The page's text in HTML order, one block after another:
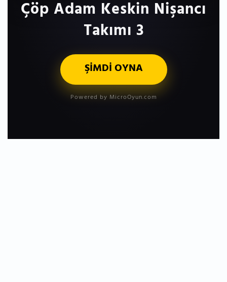
Çöp Adam Keskin Nişancı
Takımı 3
ŞİMDİ OYNA
Powered by MicroOyun.com